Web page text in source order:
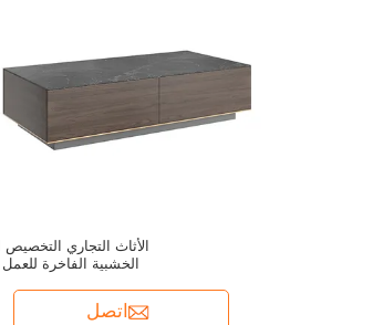
الأثاث التجاري
الخشبية الفاخرة
اتصل